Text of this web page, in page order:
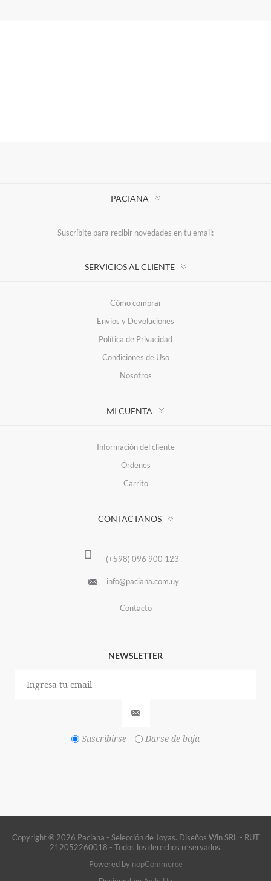
PACIANA
Suscríbite para recibir novedades en tu email:
SERVICIOS AL CLIENTE
Cómo comprar
Envíos y Devoluciones
Política de Privacidad
Condiciones de Uso
Nosotros
MI CUENTA
Información del cliente
Órdenes
Carrito
CONTACTANOS
(+598) 096 900 123
info@paciana.com.uy
Contacto
NEWSLETTER
Suscribirse Darse de baja
Copyright ® 2026 Paciana - Selección de Joyas. Diseños Win SRL - RUT
212052260018 - Todos los derechos reservados.
Powered by nopCommerce